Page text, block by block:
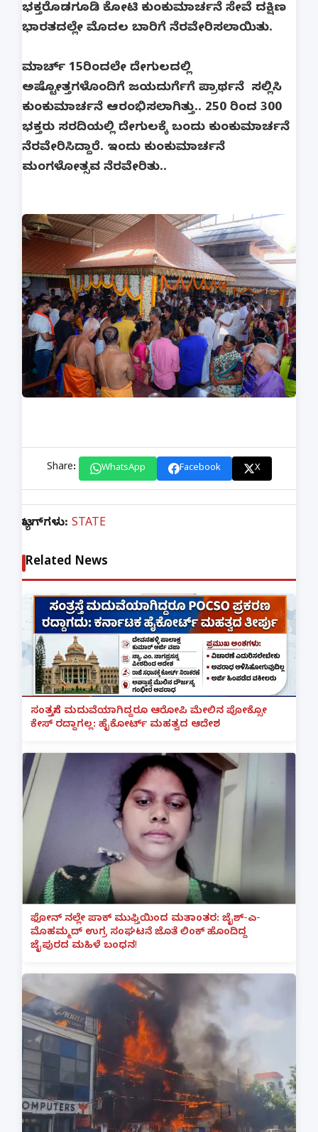
ಭಕ್ತರೊಡಗೂಡಿ ಕೋಟಿ ಕುಂಕುಮಾರ್ಚನೆ ಸೇವೆ ದಕ್ಷಿಣ
ಭಾರತದಲ್ಲೇ ಮೊದಲ ಬಾರಿಗೆ ನೆರವೇರಿಸಲಾಯಿತು.
ಮಾರ್ಚ್ 15ರಿಂದಲೇ ದೇಗುಲದಲ್ಲಿ
ಅಷ್ಟೋತ್ತಗಳೊಂದಿಗೆ ಜಯದುರ್ಗೆಗೆ ಪ್ರಾರ್ಥನೆ ಸಲ್ಲಿಸಿ
ಕುಂಕುಮಾರ್ಚನೆ ಆರಂಭಿಸಲಾಗಿತ್ತು.. 250 ರಿಂದ 300
ಭಕ್ತರು ಸರದಿಯಲ್ಲಿ ದೇಗುಲಕ್ಕೆ ಬಂದು ಕುಂಕುಮಾರ್ಚನೆ
ನೆರವೇರಿಸಿದ್ದಾರೆ. ಇಂದು ಕುಂಕುಮಾರ್ಚನೆ
ಮಂಗಳೋತ್ಸವ ನೆರವೇರಿತು..
Share: WhatsApp Facebook X
ಟ್ಯಾಗ್‌ಗಳು: STATE
Related News
ಸಂತ್ರಸ್ತೆಗೆ ಮದುವೆಯಾಗಿದ್ದರೂ ಆರೋಪಿ ಮೇಲಿನ ಪೋಕ್ಸೋ
ಕೇಸ್ ರದ್ದಾಗಲ್ಲ: ಹೈಕೋರ್ಟ್ ಮಹತ್ವದ ಆದೇಶ
ಫೋನ್ ನಲ್ಲೇ ಪಾಕ್ ಮುಫ್ತಿಯಿಂದ ಮತಾಂತರ: ಜೈಶ್-ಎ-
ಮೊಹಮ್ಮದ್ ಉಗ್ರ ಸಂಘಟನೆ ಜೊತೆ ಲಿಂಕ್ ಹೊಂದಿದ್ದ
ಜೈಪುರದ ಮಹಿಳೆ ಬಂಧನ!